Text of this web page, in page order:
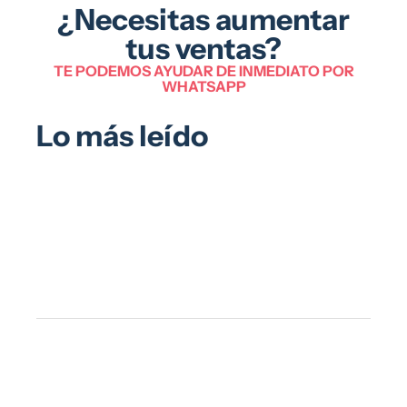
¿Necesitas aumentar
tus ventas?
TE PODEMOS AYUDAR DE INMEDIATO POR
WHATSAPP
Lo más leído